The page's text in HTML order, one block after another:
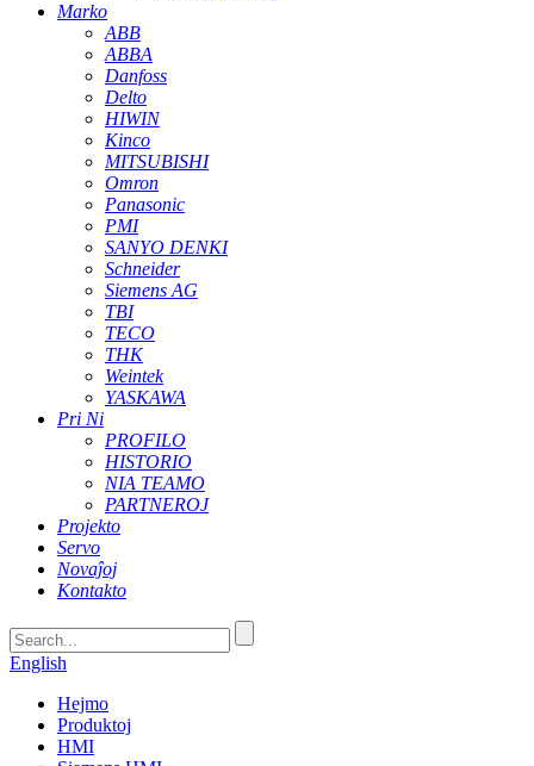
Marko
ABB
ABBA
Danfoss
Delto
HIWIN
Kinco
MITSUBISHI
Omron
Panasonic
PMI
SANYO DENKI
Schneider
Siemens AG
TBI
TECO
THK
Weintek
YASKAWA
Pri Ni
PROFILO
HISTORIO
NIA TEAMO
PARTNEROJ
Projekto
Servo
Novaĵoj
Kontakto
English
Hejmo
Produktoj
HMI